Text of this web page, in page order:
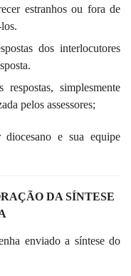
estranhos ou fora de
dos interlocutores
simplesmente
pelos assessores;
e sua equipe
DA SÍNTESE
enviado a síntese do